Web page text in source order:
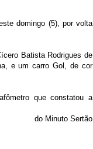
domingo (5), por volta
Batista Rodrigues de
e um carro Gol, de cor
que constatou a
do Minuto Sertão